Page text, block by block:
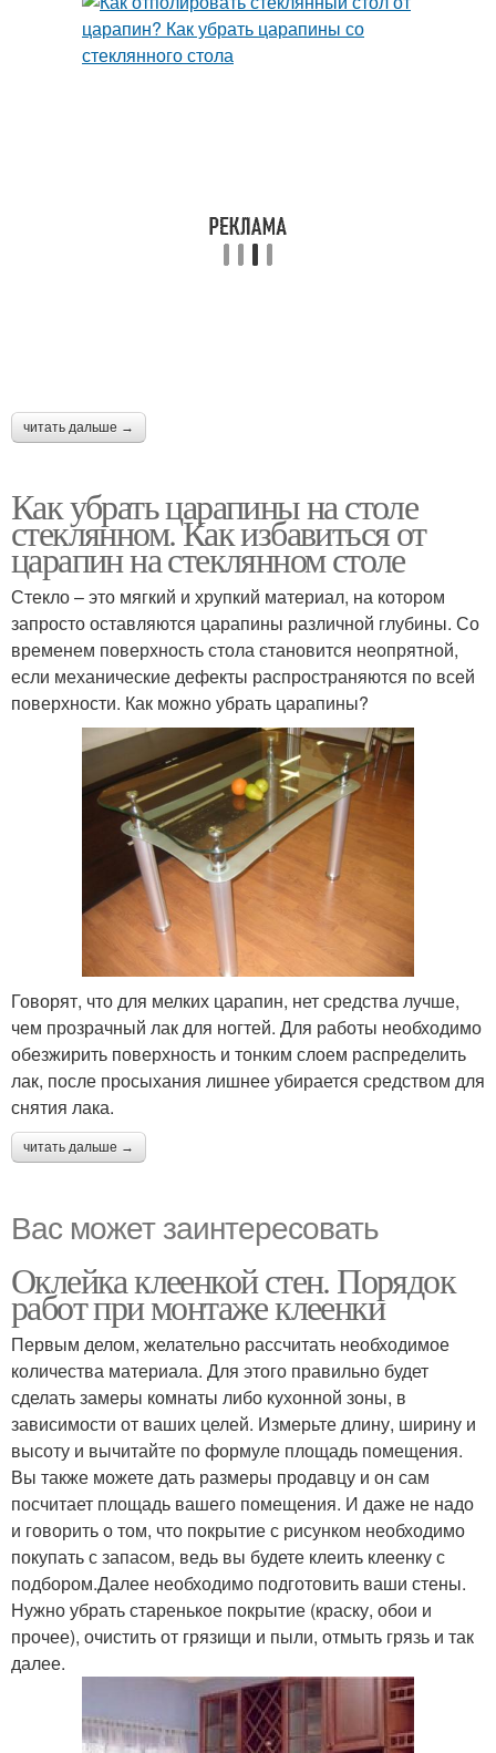
читать дальше →
Как убрать царапины на столе
стеклянном. Как избавиться от
царапин на стеклянном столе
Стекло – это мягкий и хрупкий материал, на котором
запросто оставляются царапины различной глубины. Со
временем поверхность стола становится неопрятной,
если механические дефекты распространяются по всей
поверхности. Как можно убрать царапины?
Говорят, что для мелких царапин, нет средства лучше,
чем прозрачный лак для ногтей. Для работы необходимо
обезжирить поверхность и тонким слоем распределить
лак, после просыхания лишнее убирается средством для
снятия лака.
читать дальше →
Вас может заинтересовать
Оклейка клеенкой стен. Порядок
работ при монтаже клеенки
Первым делом, желательно рассчитать необходимое
количества материала. Для этого правильно будет
сделать замеры комнаты либо кухонной зоны, в
зависимости от ваших целей. Измерьте длину, ширину и
высоту и вычитайте по формуле площадь помещения.
Вы также можете дать размеры продавцу и он сам
посчитает площадь вашего помещения. И даже не надо
и говорить о том, что покрытие с рисунком необходимо
покупать с запасом, ведь вы будете клеить клеенку с
подбором.Далее необходимо подготовить ваши стены.
Нужно убрать старенькое покрытие (краску, обои и
прочее), очистить от грязищи и пыли, отмыть грязь и так
далее.